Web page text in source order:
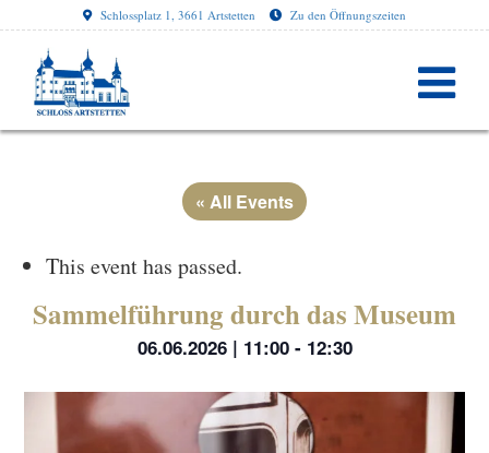
Schlossplatz 1, 3661 Artstetten Zu den Öffnungszeiten
« All Events
This event has passed.
Sammelführung durch das Museum
06.06.2026 | 11:00- 12:30